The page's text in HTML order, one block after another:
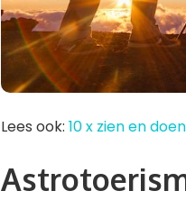
Lees ook: 10 x zien en